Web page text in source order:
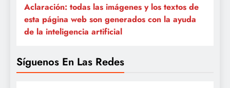
Aclaración: todas las imágenes y los textos de
esta página web son generados con la ayuda
de la inteligencia artificial
Síguenos En Las Redes